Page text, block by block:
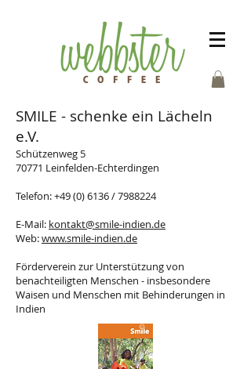
SMILE - schenke ein Lächeln
e.V.
Schützenweg 5
70771 Leinfelden-Echterdingen
Telefon:+49 (0) 6136/7988224
E-Mail: kontakt@smile-indien.de
Web:www.smile-indien.de
Förderverein zur Unterstützung von
benachteiligten Menschen - insbesondere
Waisen und Menschen mit Behinderungen in
Indien